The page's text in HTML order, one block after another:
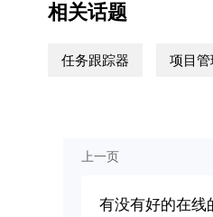
相关话题
任务跟踪器 项目
上一页
有没有好的在线